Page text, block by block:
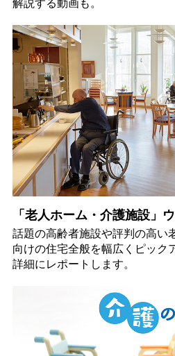
解説する動画も。
「老人ホーム・介護施設」
話題の高齢者施設や評判の高い
向けの住宅全般を幅広くピック
詳細にレポートします。